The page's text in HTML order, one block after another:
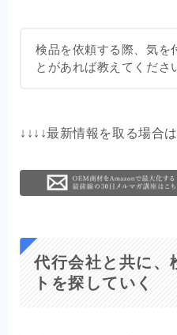
検品を依頼する際、気を
とがあれば教えてくださ
↓↓↓↓最新情報を取る場合
代行会社と共に、
トを探していく